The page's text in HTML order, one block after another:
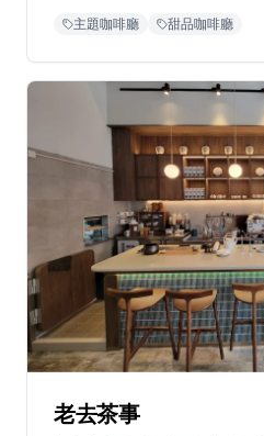
主題咖啡廳 甜品咖啡廳
老去茶事